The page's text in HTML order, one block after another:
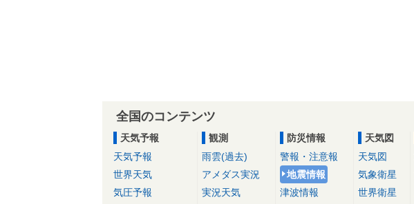
全国のコンテンツ
天気予報
天気予報
世界天気
気圧予報
観測
雨雲(過去)
アメダス実況
実況天気
防災情報
警報・注意報
地震情報
津波情報
天気図
天気図
気象衛星
世界衛星